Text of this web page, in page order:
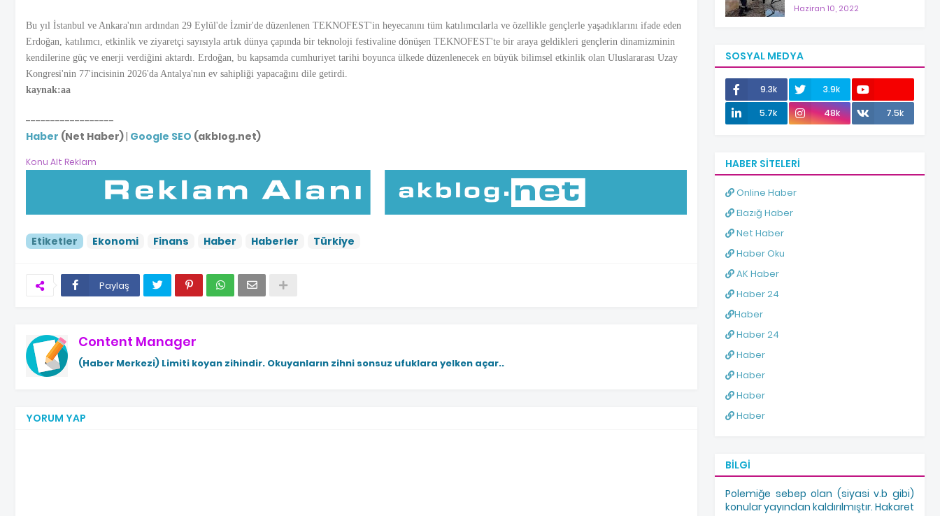
Bu yıl İstanbul ve Ankara'nın ardından 29 Eylül'de İzmir'de düzenlenen TEKNOFEST'in heyecanını tüm katılımcılarla ve özellikle gençlerle yaşadıklarını ifade eden
Erdoğan, katılımcı, etkinlik ve ziyaretçi sayısıyla artık dünya çapında bir teknoloji festivaline dönüşen TEKNOFEST'te bir araya geldikleri gençlerin dinamizminin
kendilerine güç ve enerji verdiğini aktardı. Erdoğan, bu kapsamda cumhuriyet tarihi boyunca ülkede düzenlenecek en büyük bilimsel etkinlik olan Uluslararası Uzay
Kongresi'nin 77'incisinin 2026'da Antalya'nın ev sahipliği yapacağını dile getirdi.
kaynak:aa
------------------
Haber (Net Haber)| Google SEO (akblog.net)
Konu Alt Reklam
Etiketler Ekonomi Finans Haber Haberler Türkiye
Paylaş
Content Manager
(Haber Merkezi) Limiti koyan zihindir. Okuyanların zihni sonsuz ufuklara yelken açar..
YORUM YAP
Haziran 10, 2022
SOSYAL MEDYA
9.3k
3.9k
12.0k
5.7k 48k 7.5k
HABER SITELERI
Online Haber
Elazığ Haber
Net Haber
Haber Oku
AK Haber
Haber 24
Haber
Haber 24
Haber
Haber
Haber
Haber
BILGI
Polemiğe sebep olan (siyasi v.b gibi)
konular yayından kaldırılmıştır. Hakaret